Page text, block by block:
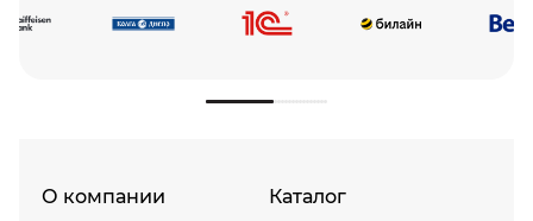
О компании Каталог